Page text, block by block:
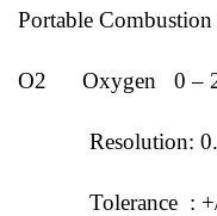
Portable
O2 Oxygen 0 –
Resolution:
Tolerance :